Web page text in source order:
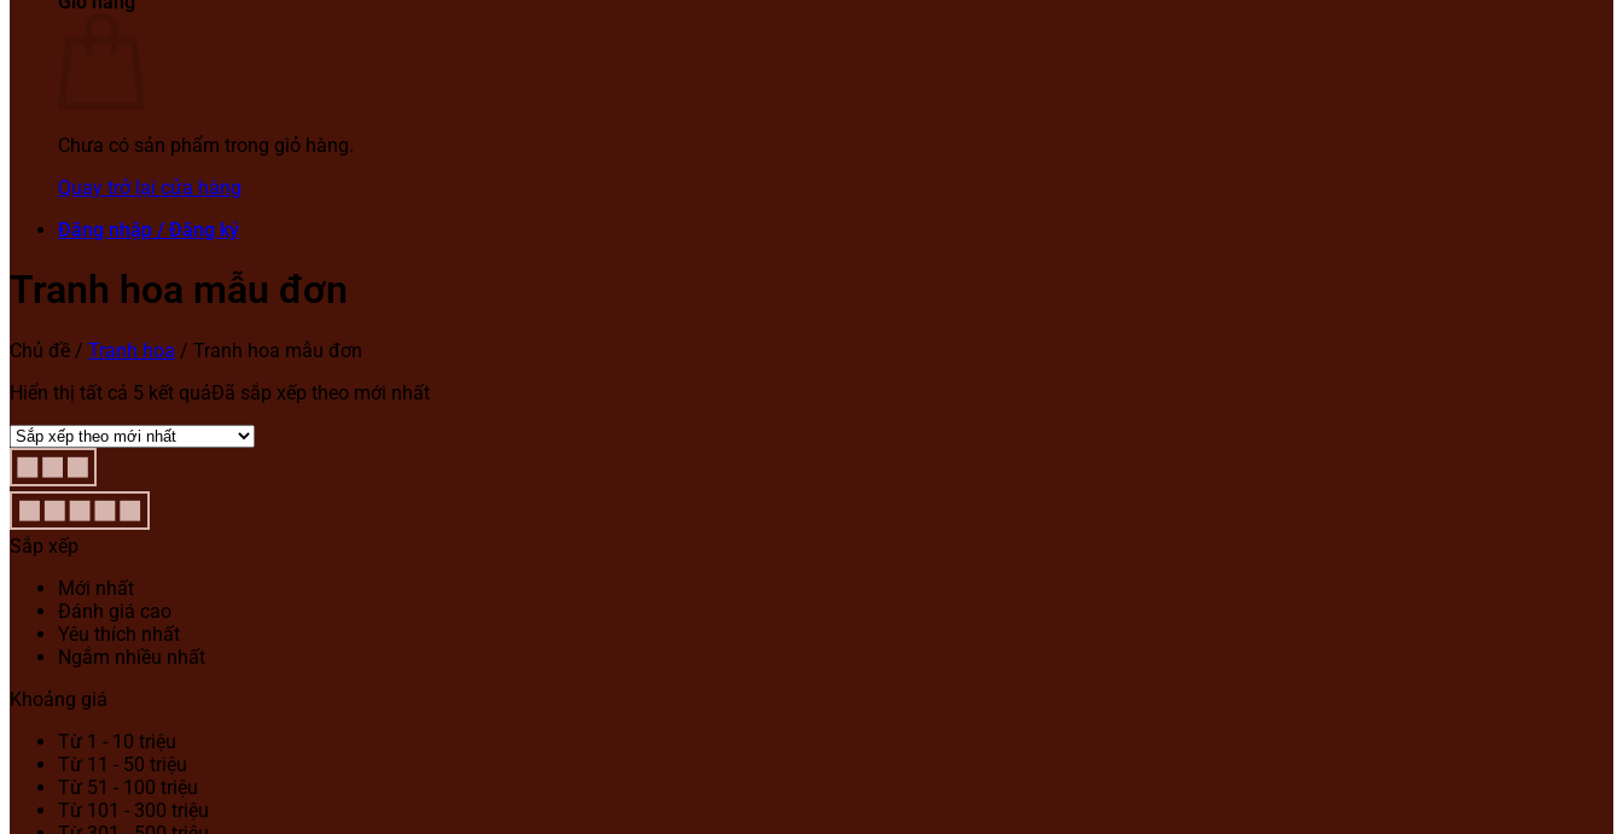
Chưa có sản phẩm trong giỏ hàng.
Quay trở lại cửa hàng
Đăng nhập / Đăng ký
Tranh hoa mẫu đơn
Chủ đề / Tranh hoa / Tranh hoa mẫu đơn
Hiển thị tất cả 5 kết quảĐã sắp xếp theo mới nhất
Sắp xếp
Mới nhất
Đánh giá cao
Yêu thích nhất
Ngắm nhiều nhất
Khoảng giá
Từ 1 - 10 triệu
Từ 11 - 50 triệu
Từ 51 - 100 triệu
Từ 101 - 300 triệu